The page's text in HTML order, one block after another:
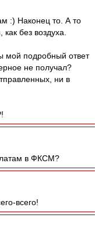
:) Наконец то. А то
без воздуха.
мой подробный ответ
не получал?
ни в
в ФКСМ?
всего!